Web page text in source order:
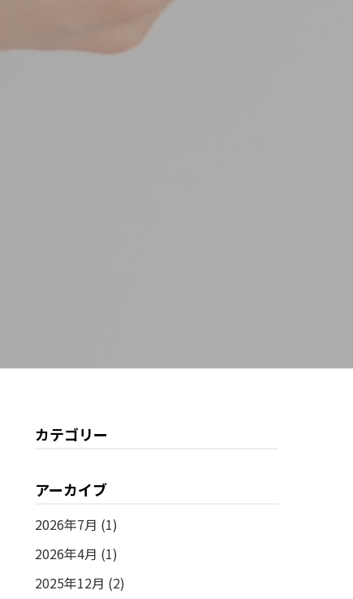
カテゴリー
アーカイブ
2026年7月 (1)
2026年4月 (1)
2025年12月 (2)